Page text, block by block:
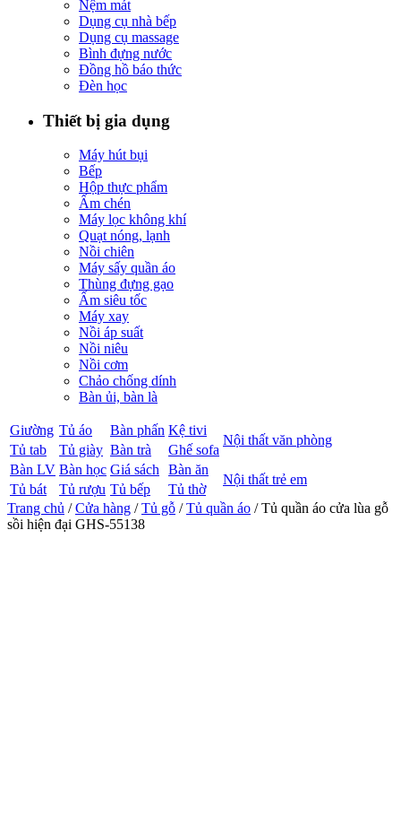
Nệm mát
Dụng cụ nhà bếp
Dụng cụ massage
Bình đựng nước
Đồng hồ báo thức
Đèn học
Thiết bị gia dụng
Máy hút bụi
Bếp
Hộp thực phẩm
Ấm chén
Máy lọc không khí
Quạt nóng, lạnh
Nồi chiên
Máy sấy quần áo
Thùng đựng gạo
Ấm siêu tốc
Máy xay
Nồi áp suất
Nồi niêu
Nồi cơm
Chảo chống dính
Bàn ủi, bàn là
Giường Tủ áo Bàn phấn Kệ tivi
Nội thất văn phòng
Tủ tab Tủ giày Bàn trà
Ghế sofa
Bàn LV Bàn học Giá sách Bàn ăn
Nội thất trẻ em
Tủ bát Tủ rượu Tủ bếp
Tủ thờ
Trang chủ /Cửa hàng /Tủ gỗ /Tủ quần áo / Tủ quần áo cửa lùa gỗ
sồi hiện đại GHS-55138